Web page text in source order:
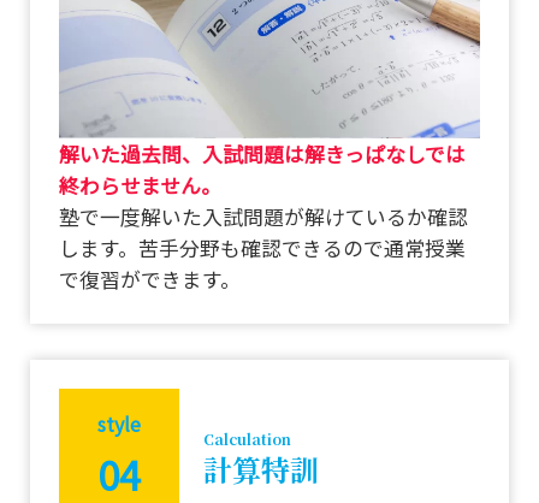
解いた過去問、入試問題は解きっぱなしでは
終わらせません。
塾で一度解いた入試問題が解けているか確認
します。苦手分野も確認できるので通常授業
で復習ができます。
style
04
Calculation
計算特訓